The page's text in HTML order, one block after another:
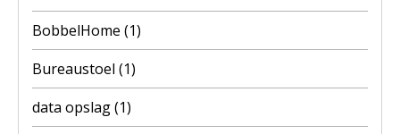
BobbelHome (1)
Bureaustoel (1)
data opslag(1)